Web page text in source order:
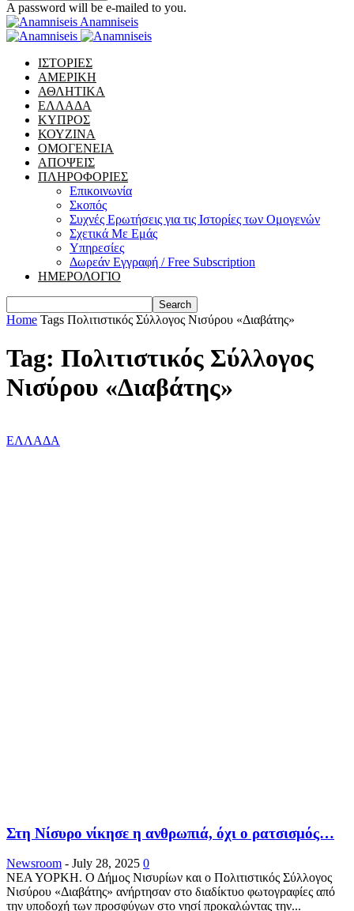
A password will be e-mailed to you.
Anamniseis
ΙΣΤΟΡΙΕΣ
ΑΜΕΡΙΚΗ
ΑΘΛΗΤΙΚΑ
ΕΛΛΑΔΑ
ΚΥΠΡΟΣ
ΚΟΥΖΙΝΑ
ΟΜΟΓΕΝΕΙΑ
ΑΠΟΨΕΙΣ
ΠΛΗΡΟΦΟΡΙΕΣ
Επικοινωνία
Σκοπός
Συχνές Ερωτήσεις για τις Ιστορίες των Ομογενών
Σχετικά Με Εμάς
Υπηρεσίες
Δωρεάν Εγγραφή / Free Subscription
ΗΜΕΡΟΛΟΓΙΟ
Home Tags Πολιτιστικός Σύλλογος Νισύρου «Διαβάτης»
Tag: Πολιτιστικός Σύλλογος
Νισύρου «Διαβάτης»
ΕΛΛΑΔΑ
Στη Νίσυρο νίκησε η ανθρωπιά, όχι ο ρατσισμός…
Newsroom - July 28, 2025 0
ΝΕΑ ΥΟΡΚΗ. Ο Δήμος Νισυρίων και ο Πολιτιστικός Σύλλογος
Νισύρου «Διαβάτης» ανήρτησαν στο διαδίκτυο φωτογραφίες από
την υποδοχή των προσφύγων στο νησί προκαλώντας την...